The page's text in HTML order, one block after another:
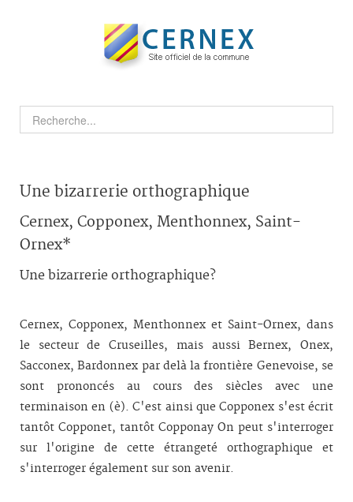
Une bizarrerie orthographique
Cernex, Copponex, Menthonnex, Saint-
Ornex*
Une bizarrerie orthographique?
Cernex, Copponex, Menthonnex et Saint-Ornex, dans
le secteur de Cruseilles, mais aussi Bernex, Onex,
Sacconex, Bardonnex par delà la frontière Genevoise, se
sont prononcés au cours des siècles avec une
terminaison en (è). C'est ainsi que Copponex s'est écrit
tantôt Copponet, tantôt Copponay On peut s'interroger
sur l'origine de cette étrangeté orthographique et
s'interroger également sur son avenir.